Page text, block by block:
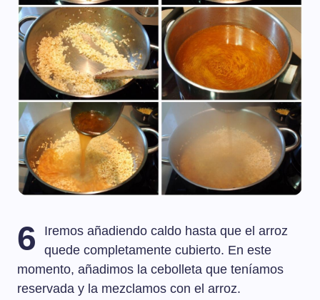
6
Iremos añadiendo caldo hasta que el arroz
quede completamente cubierto. En este
momento, añadimos la cebolleta que teníamos
reservada y la mezclamos con el arroz.